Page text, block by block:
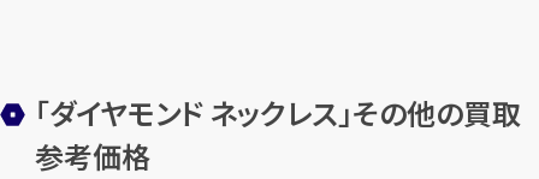
「ダイヤモンド ネックレス」その他の買取
参考価格